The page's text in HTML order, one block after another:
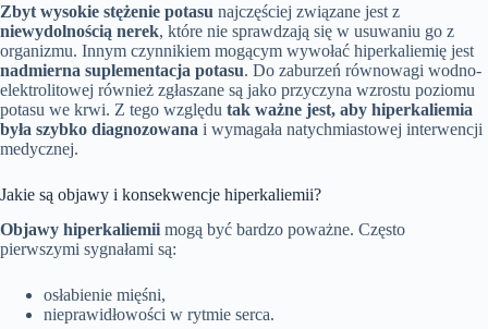
Zbyt wysokie stężenie potasu najczęściej związane jest z
niewydolnością nerek, które nie sprawdzają się w usuwaniu go z
organizmu. Innym czynnikiem mogącym wywołać hiperkaliemię jest
nadmierna suplementacja potasu. Do zaburzeń równowagi wodno-
elektrolitowej również zgłaszane są jako przyczyna wzrostu poziomu
potasu we krwi. Z tego względu tak ważne jest, aby hiperkaliemia
była szybko diagnozowana i wymagała natychmiastowej interwencji
medycznej.
Jakie są objawy i konsekwencje hiperkaliemii?
Objawy hiperkaliemii mogą być bardzo poważne. Często
pierwszymi sygnałami są:
osłabienie mięśni,
nieprawidłowości w rytmie serca.